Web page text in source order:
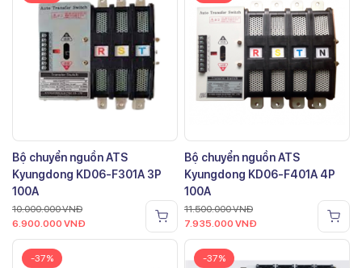
Bộ chuyển nguồn ATS
Kyungdong KD06-F301A 3P
100A
10.000.000VNĐ
6.900.000 VNĐ
Bộ chuyển nguồn ATS
Kyungdong KD06-F401A 4P
100A
11.500.000VNĐ
7.935.000 VNĐ
-37% -37%